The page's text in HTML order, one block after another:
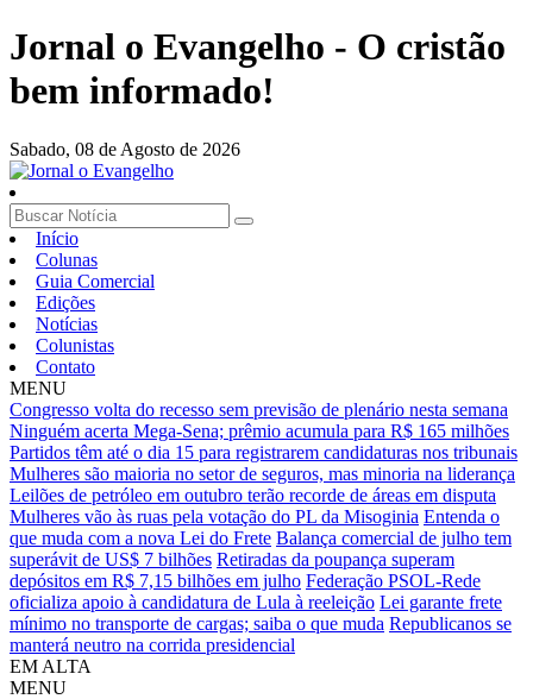
Jornal o Evangelho - O cristão
bem informado!
Sabado, 08 de Agosto de 2026
Início
Colunas
Guia Comercial
Edições
Notícias
Colunistas
Contato
MENU
Congresso volta do recesso sem previsão de plenário nesta semana
Ninguém acerta Mega-Sena; prêmio acumula para R$ 165 milhões
Partidos têm até o dia 15 para registrarem candidaturas nos tribunais
Mulheres são maioria no setor de seguros, mas minoria na liderança
Leilões de petróleo em outubro terão recorde de áreas em disputa
Mulheres vão às ruas pela votação do PL da Misoginia Entenda o
que muda com a nova Lei do Frete Balança comercial de julho tem
superávit de US$ 7 bilhões Retiradas da poupança superam
depósitos em R$ 7,15 bilhões em julho Federação PSOL-Rede
oficializa apoio à candidatura de Lula à reeleição Lei garante frete
mínimo no transporte de cargas; saiba o que muda Republicanos se
manterá neutro na corrida presidencial
EM ALTA
MENU